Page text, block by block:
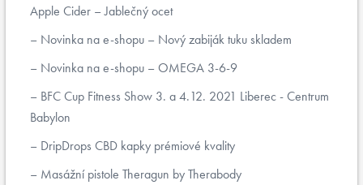
Apple Cider – Jablečný ocet
Novinka na e-shopu – Nový zabiják tuku skladem
Novinka na e-shopu – OMEGA 3-6-9
BFC Cup Fitness Show 3. a 4.12. 2021 Liberec - Centrum
Babylon
DripDrops CBD kapky prémiové kvality
Masážní pistole Theragun by Therabody